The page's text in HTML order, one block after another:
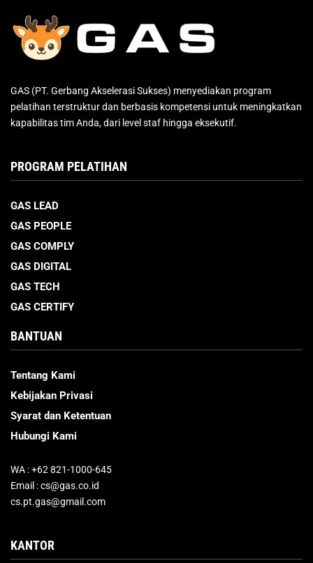
GAS (PT. Gerbang Akselerasi Sukses) menyediakan program
pelatihan terstruktur dan berbasis kompetensi untuk meningkatkan
kapabilitas tim Anda, dari level staf hingga eksekutif.
PROGRAM PELATIHAN
GAS LEAD
GAS PEOPLE
GAS COMPLY
GAS DIGITAL
GAS TECH
GAS CERTIFY
BANTUAN
Tentang Kami
Kebijakan Privasi
Syarat dan Ketentuan
Hubungi Kami
WA : +62 821-1000-645
Email : cs@gas.co.id
cs.pt.gas@gmail.com
KANTOR